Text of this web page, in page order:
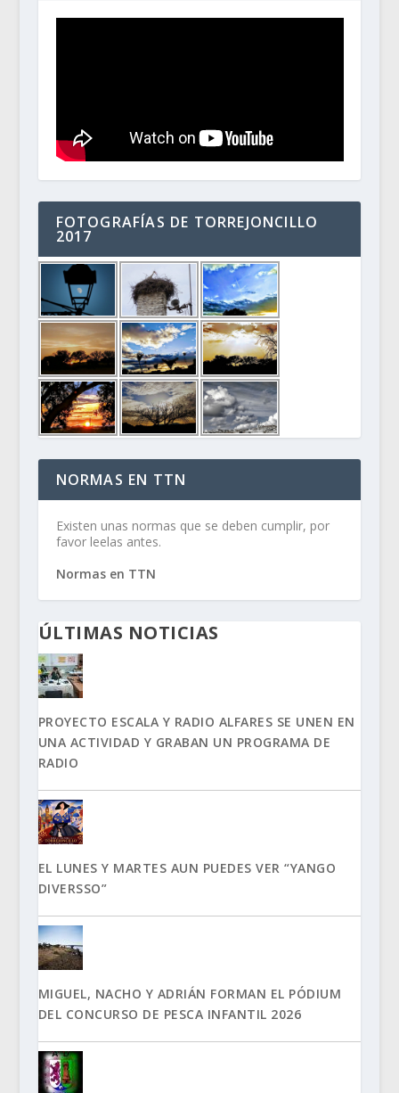
FOTOGRAFÍAS DE TORREJONCILLO
2017
NORMAS EN TTN
Existen unas normas que se deben cumplir, por
favor leelas antes.
Normas en TTN
ÚLTIMAS NOTICIAS
PROYECTO ESCALA Y RADIO ALFARES SE UNEN EN
UNA ACTIVIDAD Y GRABAN UN PROGRAMA DE
RADIO
EL LUNES Y MARTES AUN PUEDES VER “YANGO
DIVERSSO”
MIGUEL, NACHO Y ADRIÁN FORMAN EL PÓDIUM
DEL CONCURSO DE PESCA INFANTIL 2026